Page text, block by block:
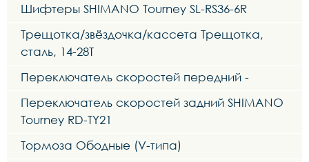
Шифтеры SHIMANO Tourney SL-RS36-6R
Трещотка/звёздочка/кассета Трещотка,
сталь, 14-28Т
Переключатель скоростей передний -
Переключатель скоростей задний SHIMANO
Tourney RD-TY21
Тормоза Ободные (V-типа)